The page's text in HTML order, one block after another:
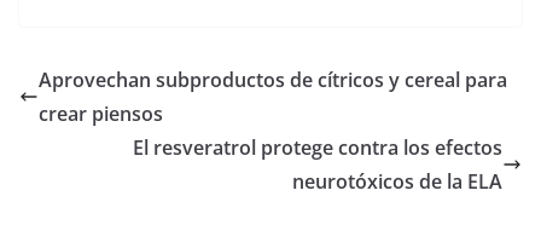
Aprovechan subproductos de cítricos y cereal para
crear piensos
El resveratrol protege contra los efectos
neurotóxicos de la ELA